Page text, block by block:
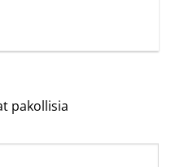
pakollisia